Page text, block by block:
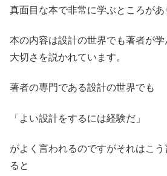
真面目な本で非常に学ぶところがあ
本の内容は設計の世界でも著者が
大切さを説かれています。
著者の専門である設計の世界でも
「よい設計をするには経験だ」
がよく言われるのですがそれはこ
ると